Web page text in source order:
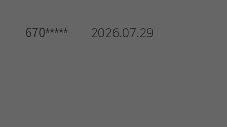
670***** 2026.07.29